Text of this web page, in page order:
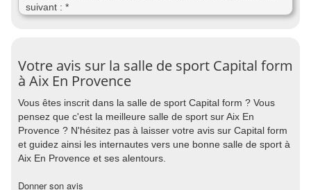
suivant : *
Votre avis sur la salle de sport Capital form
à Aix En Provence
Vous êtes inscrit dans la salle de sport Capital form ? Vous
pensez que c'est la meilleure salle de sport sur Aix En
Provence ? N'hésitez pas à laisser votre avis sur Capital form
et guidez ainsi les internautes vers une bonne salle de sport à
Aix En Provence et ses alentours.
Donner son avis